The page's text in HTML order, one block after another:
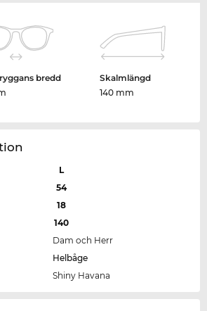
bredd
Skalmlängd
140 mm
L
54
18
140
Dam och Herr
Helbåge
Shiny Havana